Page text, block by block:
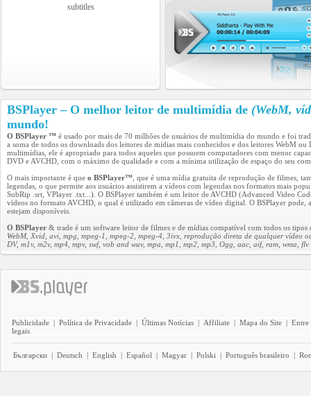
subtitles
BSPlayer – O melhor leitor de multimídia de (WebM,
mundo!
O BSPlayer ™ é usado por mais de 70 milhões de usuários de multimídia do mundo e foi
a soma de todos os downloads dos leitores de mídias mais conhecidos e dos leitores WebM
multimídias, ele é apropriado para todos aqueles que possuem computadores com menor
DVD e AVCHD, com o máximo de qualidade e com a mínima utilização de espaço do seu
O mais importante é que o BSPlayer™ , que é uma mídia gratuita de reprodução de filmes,
legendas, o que permite aos usuários assistirem a vídeos com legendas nos formatos mais
SubRip .srt, VPlayer .txt...). O BSPlayer também é um leitor de AVCHD (Advanced Video
vídeos no formato AVCHD, o qual é utilizado em câmeras de vídeo digital. O BSPlayer pode,
estejam disponíveis.
O BSPlayer & trade é um software leitor de filmes e de mídias compatível com todos os
WebM, Xvid, avi, mpg, mpeg-1, mpeg-2, mpeg-4, 3ivx, reprodução direta de qualquer vídeo
DV, m1v, m2v, mp4, mpv, swf, vob and wav, mpa, mp1, mp2, mp3, Ogg, aac, aif, ram, wma,
Publicidade | Política de Privacidade | Últimas Notícias | Affiliate | Mapa do Site | Entre
legais
Български | Deutsch | English | Español | Magyar | Polski | Português brasileiro |